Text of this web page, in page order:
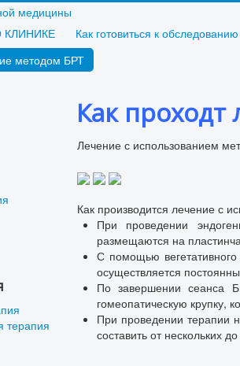
КЛИНИКЕ
Как готовиться к обследованию
методом БРТ
терапия
Как
Лечение с использованием
Как производится лечение с
При проведении
размещаются на
С помощью
осуществляется
По завершении сеанса
гомеопатическую крупку,
При проведении терапии
составить от нескольких